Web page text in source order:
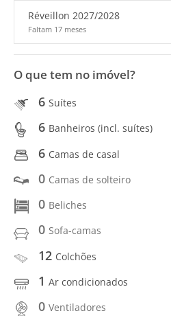
Réveillon 2027/2028
Faltam 17 meses
O que tem no imóvel?
6 Suítes
6 Banheiros (incl. suítes)
6 Camas de casal
0 Camas de solteiro
0 Beliches
0 Sofa-camas
12 Colchões
1 Ar condicionados
0 Ventiladores